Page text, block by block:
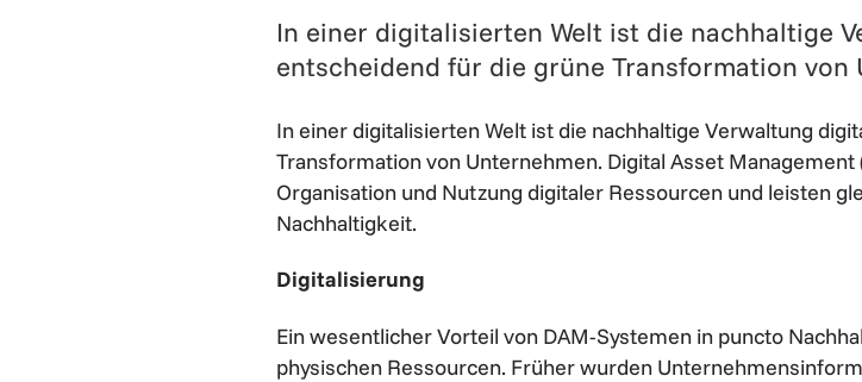
In einer digitalisierten Welt ist die nachhaltige
entscheidend für die grüne Transformation von
In einer digitalisierten Welt ist die nachhaltige Verwaltung
Transformation von Unternehmen. Digital Asset
Organisation und Nutzung digitaler Ressourcen und leisten
Nachhaltigkeit.
Digitalisierung
Ein wesentlicher Vorteil von DAM-Systemen in puncto
physischen Ressourcen. Früher wurden